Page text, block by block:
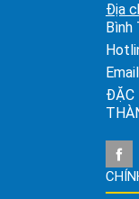
Địa
Bình
ĐẶC